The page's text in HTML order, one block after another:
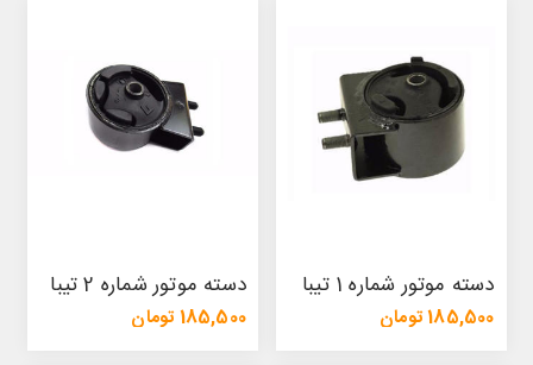
دسته موتور شماره 1 تیبا
185,500 تومان
دسته موتور شماره 2 تیبا
185,500 تومان